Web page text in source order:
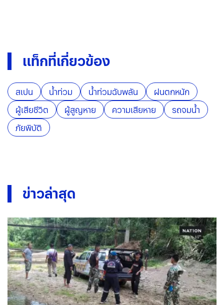
แท็กที่เกี่ยวข้อง
สเปน น้ำท่วม น้ำท่วมฉับพลัน
ฝนตกหนัก
ผู้เสียชีวิต
ผู้สูญหาย ความเสียหาย
รถจมน้ำ
ภัยพิบัติ
ข่าวล่าสุด